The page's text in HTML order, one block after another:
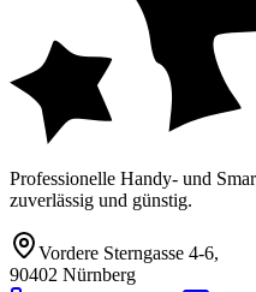
Professionelle Handy- und
zuverlässig und günstig.
Vordere Sterngasse 4-6,
90402 Nürnberg